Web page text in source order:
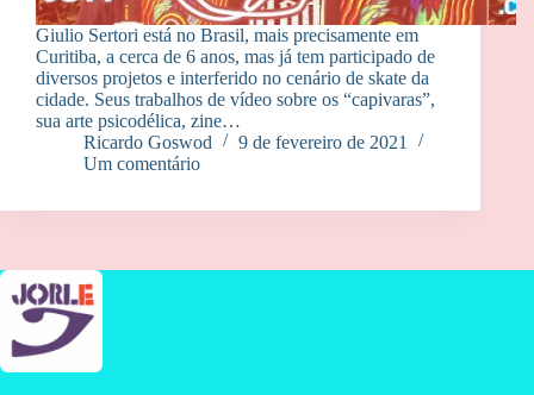
Giulio Sertori está no Brasil, mais precisamente em
Curitiba, a cerca de 6 anos, mas já tem participado de
diversos projetos e interferido no cenário de skate da
cidade. Seus trabalhos de vídeo sobre os “capivaras”,
sua arte psicodélica, zine…
Ricardo Goswod
9 de fevereiro de 2021
Um comentário